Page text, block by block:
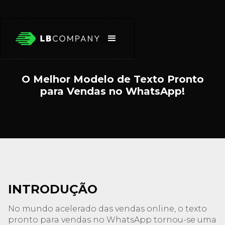
O Melhor Modelo de Texto Pronto
para Vendas no WhatsApp!
INTRODUÇÃO
No mundo acelerado das vendas online, o texto
pronto para vendas no WhatsApp tornou-se uma